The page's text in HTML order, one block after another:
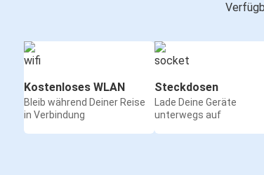
Kostenloses WLAN
Bleib während Deiner Reise
in Verbindung
Steckdosen
Lade Deine Geräte
unterwegs auf